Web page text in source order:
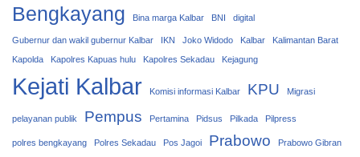
Bengkayang Bina marga Kalbar BNI digital
Gubernur dan wakil gubernur Kalbar IKN Joko Widodo Kalbar
Kalimantan Barat
Kapolda
Kapolres Kapuas hulu Kapolres Sekadau Kejagung
Kejati Kalbar Komisi informasi Kalbar KPU Migrasi
pelayanan publik Pempus Pertamina Pidsus Pilkada Pilpress
polres bengkayang Polres Sekadau Pos Jagoi Prabowo Prabowo Gibran